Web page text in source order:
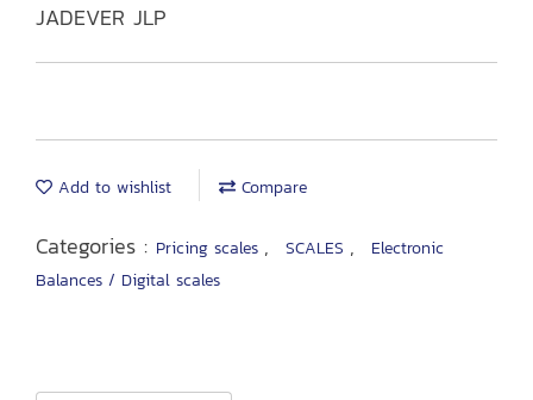
JADEVER JLP
Add to wishlist Compare
Categories : Pricing scales , SCALES ,
Electronic
Balances / Digital scales